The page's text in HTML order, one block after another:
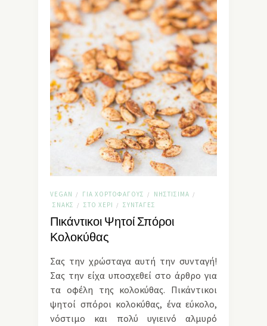
VEGAN / ΓΙΑ ΧΟΡΤΟΦΆΓΟΥΣ / ΝΗΣΤΊΣΙΜΑ /
ΣΝΑΚΣ / ΣΤΟ ΧΈΡΙ / ΣΥΝΤΑΓΈΣ
Πικάντικοι Ψητοί Σπόροι
Κολοκύθας
Σας την χρώσταγα αυτή την συνταγή!
Σας την είχα υποσχεθεί στο άρθρο για
τα οφέλη της κολοκύθας. Πικάντικοι
ψητοί σπόροι κολοκύθας, ένα εύκολο,
νόστιμο και πολύ υγιεινό αλμυρό